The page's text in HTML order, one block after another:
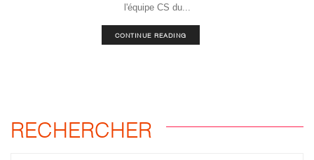
l'équipe CS du...
CONTINUE READING
RECHERCHER